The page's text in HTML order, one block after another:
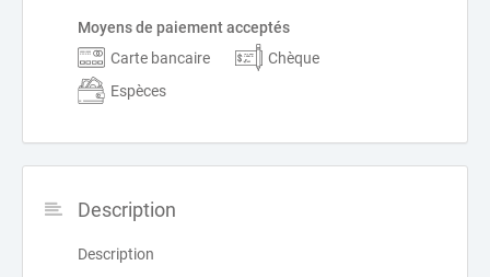
Moyens de paiement acceptés
Carte bancaire
Chèque
Espèces
Description
Description